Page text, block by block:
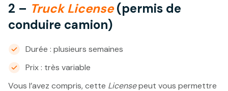
2 – Truck License(permis de
conduire camion)
Durée : plusieurs semaines
Prix : très variable
Vous l’avez compris, cette Licensepeut vous permettre